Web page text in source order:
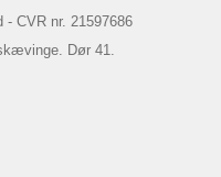
- CVR nr. 21597686
Dør 41.